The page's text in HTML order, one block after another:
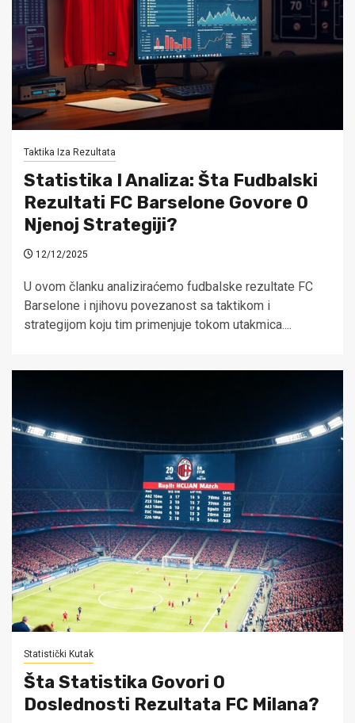
Taktika Iza Rezultata
Statistika I Analiza: Šta Fudbalski
Rezultati FC Barselone Govore O
Njenoj Strategiji?
12/12/2025
U ovom članku analiziraćemo fudbalske rezultate FC
Barselone i njihovu povezanost sa taktikom i
strategijom koju tim primenjuje tokom utakmica....
Statistički Kutak
Šta Statistika Govori O
Doslednosti Rezultata FC Milana?